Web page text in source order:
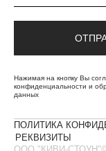
Нажимая на кнопку Вы
конфиденциальности и
данных
ПОЛИТИКА
РЕКВИЗИТЫ